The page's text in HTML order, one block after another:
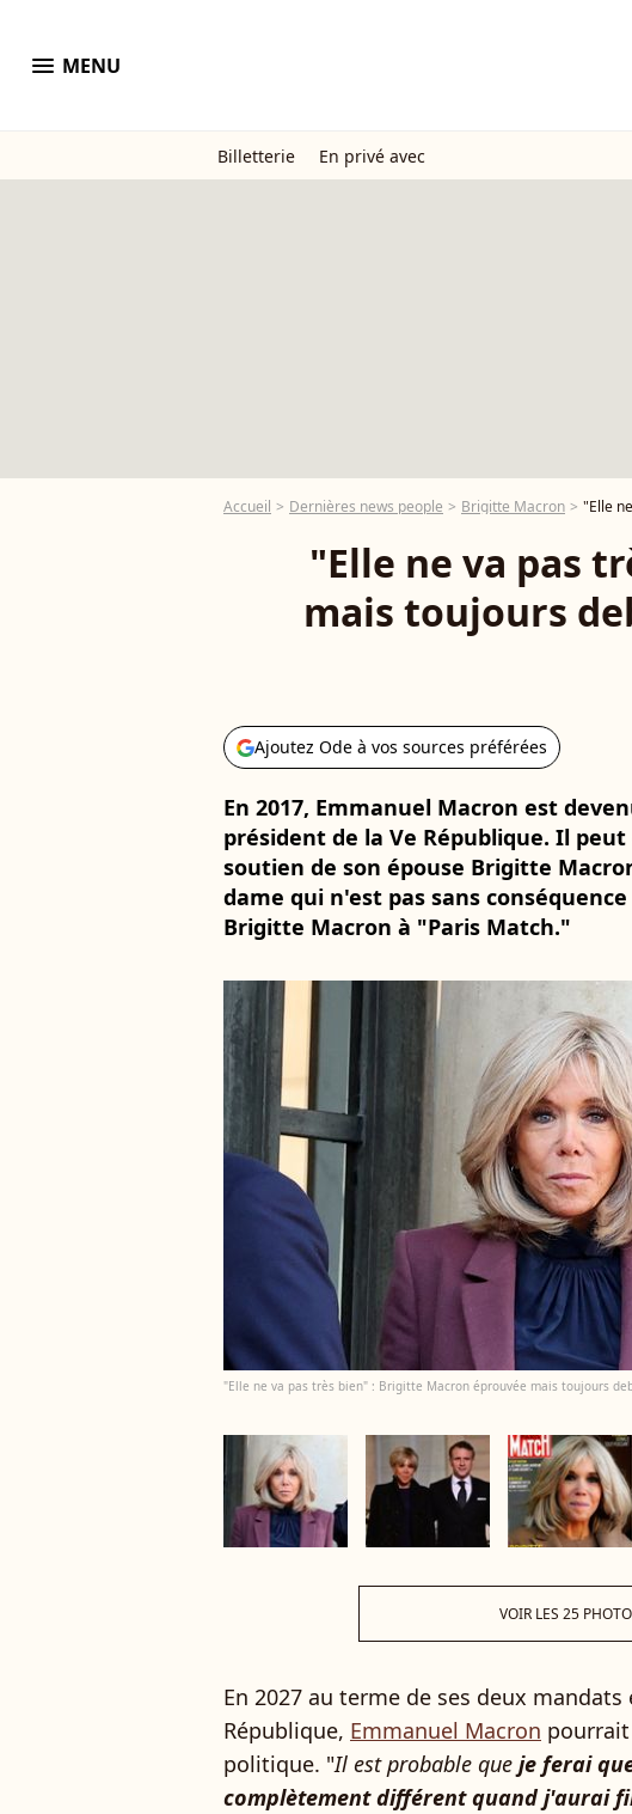
menu MENU
Billetterie En privé avec
Accueil Dernières news people Brigitte Macron "Elle
"Elle ne va pas
mais toujours
Ajoutez Ode à vos sources préférées
En 2017, Emmanuel Macron est
président de la Ve République. Il
soutien de son épouse Brigitte
dame qui n'est pas sans
Brigitte Macron à "Paris Match."
"Elle ne va pas très bien" : Brigitte Macron éprouvée mais toujours
VOIR LES 25
En 2027 au terme de ses deux
République, Emmanuel Macron
politique. "Il est probable que je ferai
complètement différent quand j'aurai